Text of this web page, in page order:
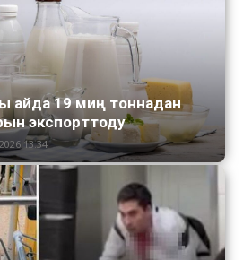
айда 19 миң тоннадан
экспорттоду
13:34